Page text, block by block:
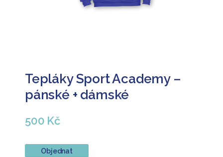
Tepláky Sport Academy –
pánské + dámské
500 Kč
Objednat